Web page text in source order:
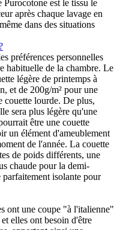
Purocotone est le tissu le
après chaque lavage en
dans des situations
préférences personnelles
habituelle de la chambre. Le
légère de printemps à
et de 200g/m² pour une
couette lourde. De plus,
sera plus légère qu'une
être une couette
un élément d'ameublement
de l'année. La couette
de poids différents, une
chaude pour la demi-
isolante pour
ont une coupe "à l'italienne"
elles ont besoin d'être